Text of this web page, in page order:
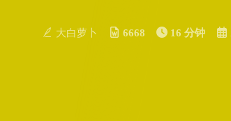
大白萝卜 6668 16 分钟